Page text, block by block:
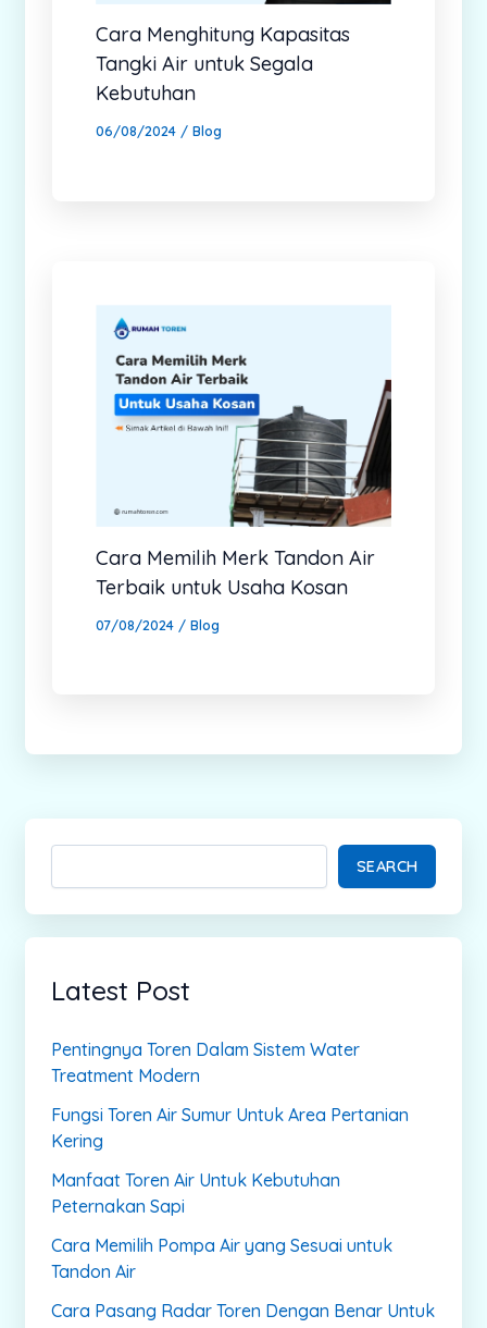
Cara Menghitung Kapasitas
Tangki Air untuk Segala
Kebutuhan
06/08/2024 / Blog
Cara Memilih Merk Tandon Air
Terbaik untuk Usaha Kosan
07/08/2024 / Blog
SEARCH
Latest Post
Pentingnya Toren Dalam Sistem Water
Treatment Modern
Fungsi Toren Air Sumur Untuk Area Pertanian
Kering
Manfaat Toren Air Untuk Kebutuhan
Peternakan Sapi
Cara Memilih Pompa Air yang Sesuai untuk
Tandon Air
Cara Pasang Radar Toren Dengan Benar Untuk